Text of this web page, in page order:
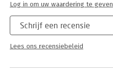
Schrijf een recensie
Lees ons recensiebeleid
Log in om uw waardering te geven